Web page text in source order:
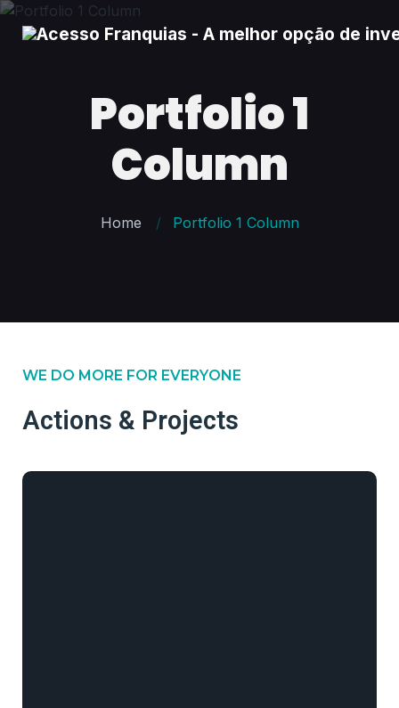
Portfolio 1
Column
Home Portfolio 1 Column
WE DO MORE FOR EVERYONE
Actions & Projects